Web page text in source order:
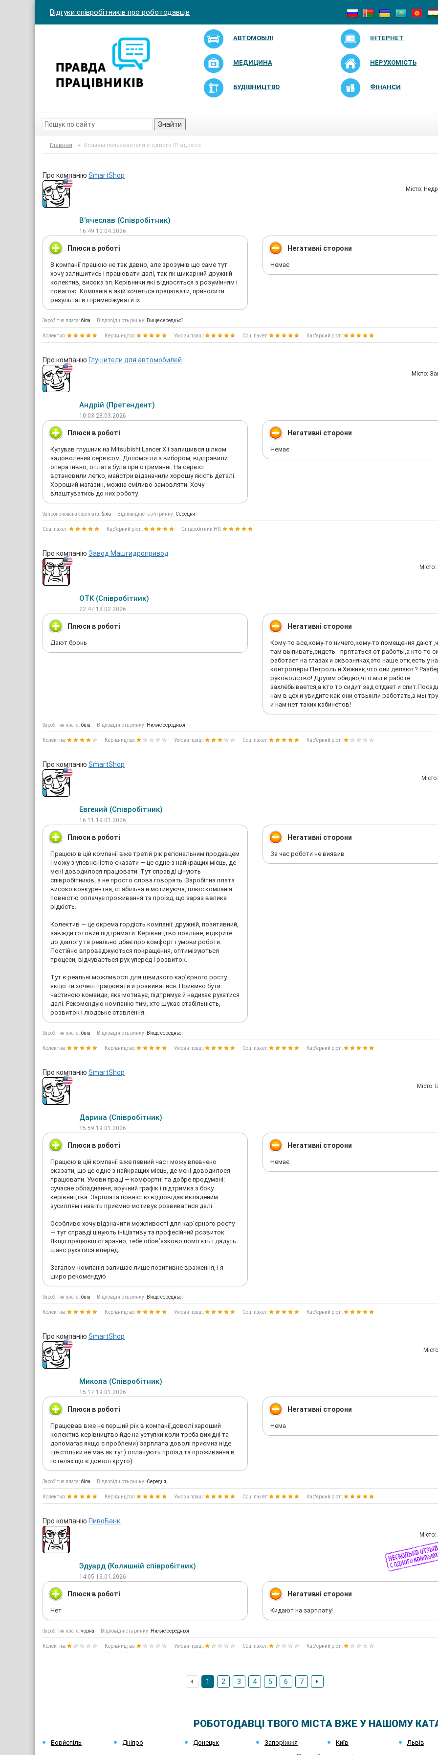
Відгуки співробітників про роботодавців
АВТОМОБІЛІ ІНТЕРНЕТ
МЕДИЦИНА НЕРУХОМІСТЬ
БУДІВНИЦТВО ФІНАНСИ
Знайти
Главная Отзывы пользователя с одного IP адреса
Про компанію SmartShop
В'ячеслав (Співробітник)
Мiсто:
16:49 10.04.2026
Плюси в роботі
В компанії працюю не так давно, але зрозумів що саме тут
хочу залишитись і працювати далі, так як шикарний дружній
колектив, висока зп. Керівники які відносяться з розумінням і
повагою. Компанія в якій хочеться працювати, приносити
результати і примножувати їх
Негативні сторони
Немає
Заробітня плата: біла Відповідність ринку: Вище середньої
Колектив: Керівництво: Умови праці: Соц. пакет: Кар'єрний ріст :
Про компанію Глушители для автомобилей
Андрій (Претендент)
Мiсто:
10:03 28.03.2026
Плюси в роботі
Купував глушник на Mitsubishi Lancer X і залишився цілком
задоволений сервісом. Допомогли з вибором, відправили
оперативно, оплата була при отриманні. На сервісі
встановили легко, майстри відзначили хорошу якість деталі.
Хороший магазин, можна сміливо замовляти. Хочу
влаштуватись до них роботу.
Негативні сторони
Немає
Запропонована зарплата: біла Відповідність з/п ринку: Середня
Соц. пакет: Кар'єрний ріст : Співробітник HR:
Про компанію Завод Машгидропривод
OТК (Співробітник)
Мiсто:
22:47 18.02.2026
Плюси в роботі
Дают бронь
Негативні сторони
Кому-то все,кому-то ничего,кому-то помещения дают
там выпивать,сидеть - прятаться от работы,а кто то
работает на глазах и сквозняках,это наше отк,есть у
контролёры Петроль и Хижняк,что они делают?
руководство! Другим обидно,что мы в работе
захлёбывается,а кто то сидит зад отдает и
нам в цех и увидите как они отвыкли работать,а мы
и нам нет таких кабинетов!
Заробітня плата: біла Відповідність ринку: Нижче середньої
Колектив: Керівництво: Умови праці: Соц. пакет: Кар'єрний ріст :
Про компанію SmartShop
Евгений (Співробітник)
16:11 19.01.2026
Плюси в роботі
Працюю в цій компанії вже третій рік регіональним продавцем
і можу з упевненістю сказати — це одне з найкращих місць, де
мені доводилося працювати. Тут справді цінують
співробітників, а не просто слова говорять. Заробітна плата
високо конкурентна, стабільна й мотивуюча, плюс компанія
повністю оплачує проживання та проїзд, що зараз велика
рідкість.
Колектив — це окрема гордість компанії: дружній, позитивний,
завжди готовий підтримати. Керівництво лояльне, відкрите
до діалогу та реально дбає про комфорт і умови роботи.
Постійно впроваджуються покращення, оптимізуються
процеси, відчувається рух уперед і розвиток.
Тут є реальні можливості для швидкого кар’єрного росту,
якщо ти хочеш працювати й розвиватися. Приємно бути
частиною команди, яка мотивує, підтримує й надихає рухатися
далі. Рекомендую компанію тим, хто шукає стабільність,
розвиток і людське ставлення.
Негативні сторони
За час роботи не виявив
Заробітня плата: біла Відповідність ринку: Вище середньої
Колектив: Керівництво: Умови праці: Соц. пакет: Кар'єрний ріст :
Про компанію SmartShop
Дарина (Співробітник)
Мiсто:
15:59 19.01.2026
Плюси в роботі
Працюю в цій компанії вже певний час і можу впевнено
сказати, що це одне з найкращих місць, де мені доводилося
працювати. Умови праці — комфортні та добре продумані:
сучасне обладнання, зручний графік і підтримка з боку
керівництва. Зарплата повністю відповідає вкладеним
зусиллям і навіть приємно мотивує розвиватися далі.
Особливо хочу відзначити можливості для кар’єрного росту
— тут справді цінують ініціативу та професійний розвиток.
Якщо працюєш старанно, тебе обов’язково помітять і дадуть
шанс рухатися вперед.
Загалом компанія залишає лише позитивне враження, і я
щиро рекомендую
Негативні сторони
Немає
Заробітня плата: біла Відповідність ринку: Вище середньої
Колектив: Керівництво: Умови праці: Соц. пакет: Кар'єрний ріст :
Про компанію SmartShop
Микола (Співробітник)
15:17 19.01.2026
Плюси в роботі
Працював вже не перший рік в компанії,доволі хароший
колектив керівництво йде на уступки коли треба вихідні та
допомагає якщо є проблеми) зарплата доволі приємна ніде
ще стільки не мав як тут) оплачують проїзд та проживання в
готелях що є доволі круто)
Негативні сторони
Нема
Заробітня плата: біла Відповідність ринку: Середня
Колектив: Керівництво: Умови праці: Соц. пакет: Кар'єрний ріст :
Про компанію ПивоБанк
Эдуард (Колишній співробітник)
Мiсто:
14:05 13.01.2026
Плюси в роботі
Нет
Негативні сторони
Кидают на зарплату!
Заробітня плата: чорна Відповідність ринку: Нижче середньої
Колектив: Керівництво: Умови праці: Соц. пакет: Кар'єрний ріст :
1 2 3 4 5 6 7
РОБОТОДАВЦІ ТВОГО МІСТА ВЖЕ У НАШОМУ
Бори́спіль Дніпро́ Донецьк Запорі́жжя Київ Львів